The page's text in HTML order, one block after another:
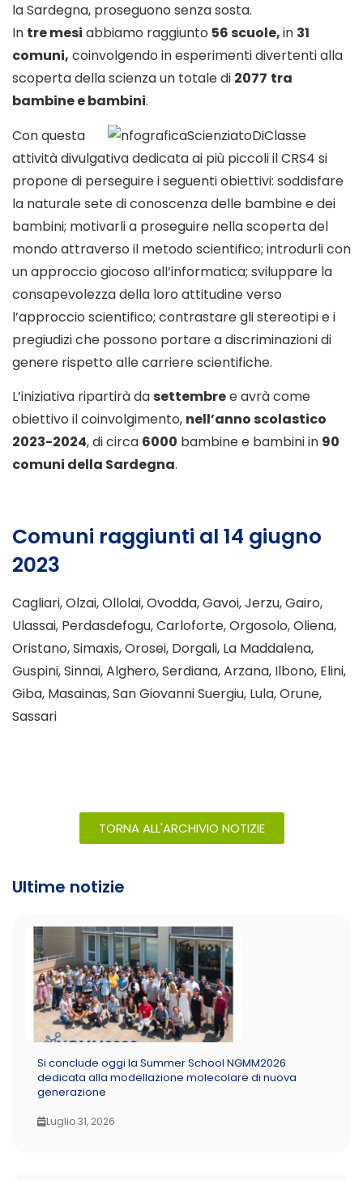
la Sardegna, proseguono senza sosta.
In tre mesi abbiamo raggiunto 56 scuole,in 31
comuni, coinvolgendo in esperimenti divertenti alla
scoperta della scienza un totale di 2077 tra
bambine e bambini.
Con questa
attività divulgativa dedicata ai più piccoli il CRS4 si
propone di perseguire i seguenti obiettivi: soddisfare
la naturale sete di conoscenza delle bambine e dei
bambini; motivarli a proseguire nella scoperta del
mondo attraverso il metodo scientifico; introdurli con
un approccio giocoso all’informatica; sviluppare la
consapevolezza della loro attitudine verso
l’approccio scientifico; contrastare gli stereotipi e i
pregiudizi che possono portare a discriminazioni di
genere rispetto alle carriere scientifiche.
L’iniziativa ripartirà dasettembree avrà come
obiettivo il coinvolgimento, nell’anno scolastico
2023-2024, di circa 6000 bambine e bambini in 90
comuni della Sardegna.
Comuni raggiunti al 14 giugno
2023
Cagliari, Olzai, Ollolai, Ovodda, Gavoi, Jerzu, Gairo,
Ulassai, Perdasdefogu, Carloforte, Orgosolo, Oliena,
Oristano, Simaxis, Orosei, Dorgali, La Maddalena,
Guspini, Sinnai, Alghero, Serdiana, Arzana, Ilbono, Elini,
Giba, Masainas, San Giovanni Suergiu, Lula, Orune,
Sassari
TORNA ALL'ARCHIVIO NOTIZIE
Ultime notizie
Si conclude oggi la Summer School NGMM2026
dedicata alla modellazione molecolare di nuova
generazione
Luglio 31, 2026